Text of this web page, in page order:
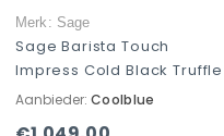
Merk: Sage
Sage Barista Touch
Impress Cold Black Truffle
Aanbieder: Coolblue